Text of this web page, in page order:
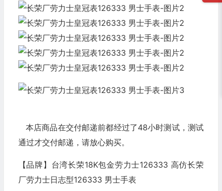
本店商品在交付邮递前都经过了48小时测试，测试
通过才交付邮递，请放心购买。
【品牌】台湾长荣18K包金劳力士126333 高仿长荣
厂劳力士日志型126333 男士手表